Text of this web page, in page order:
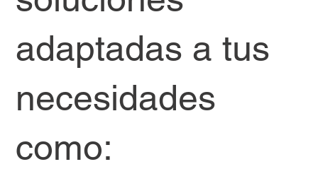
adaptadas a tus
necesidades
como: